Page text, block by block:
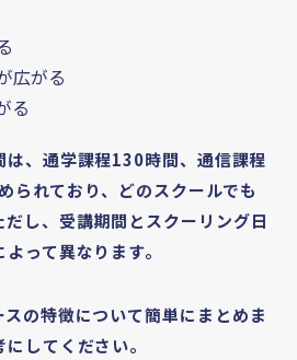
広がる
る
は、通学課程130時間、通信課程
られており、どのスクールでも
し、受講期間とスクーリング日
って異なります。
の特徴について簡単にまとめま
してください。